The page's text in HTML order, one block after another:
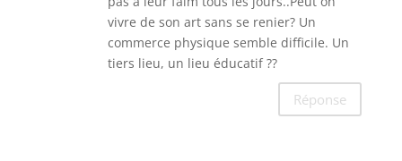
vivre de son art sans se renier? Un
commerce physique semble difficile. Un
tiers lieu, un lieu éducatif ??
Réponse